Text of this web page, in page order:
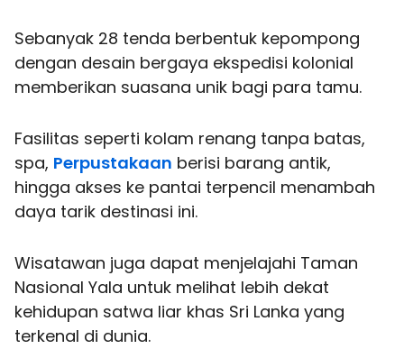
Sebanyak 28 tenda berbentuk kepompong
dengan desain bergaya ekspedisi kolonial
memberikan suasana unik bagi para tamu.
Fasilitas seperti kolam renang tanpa batas,
spa, Perpustakaan berisi barang antik,
hingga akses ke pantai terpencil menambah
daya tarik destinasi ini.
Wisatawan juga dapat menjelajahi Taman
Nasional Yala untuk melihat lebih dekat
kehidupan satwa liar khas Sri Lanka yang
terkenal di dunia.